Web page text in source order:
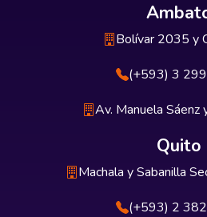
Bolívar 2035 y
(+593) 3
Av. Manuela Sáenz
Quito
Machala y Sabanilla
(+593) 2